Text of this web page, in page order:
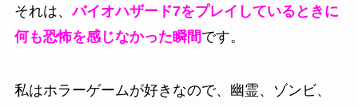
それは、バイオハザード7をプレイしているときに
何も恐怖を感じなかった瞬間です。
私はホラーゲームが好きなので、幽霊、ゾンビ、